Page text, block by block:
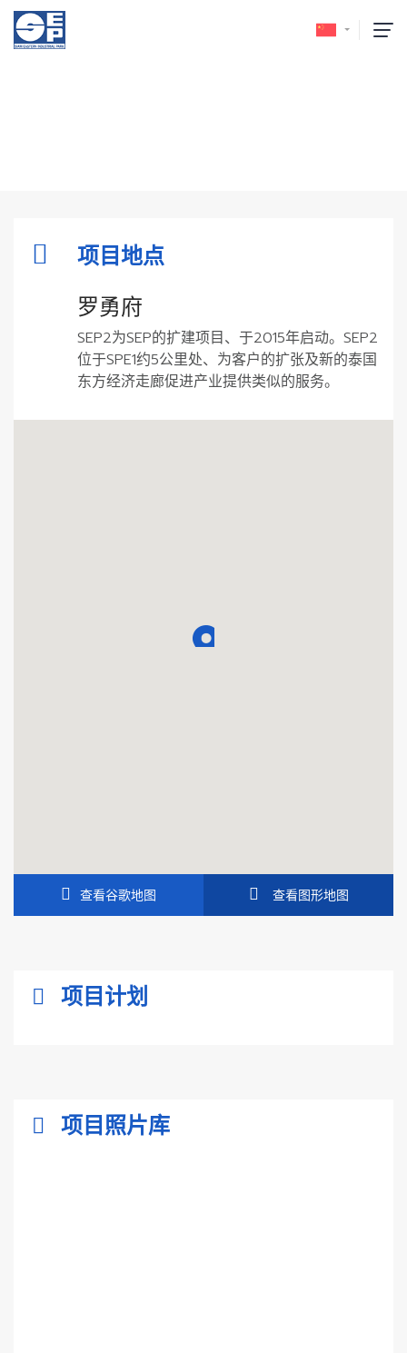
项目地点
罗勇府
SEP2为SEP的扩建项目、于2015年启动。SEP2
位于SPE1约5公里处、为客户的扩张及新的泰国
东方经济走廊促进产业提供类似的服务。
查看谷歌地图 查看图形地图
项目计划
项目照片库